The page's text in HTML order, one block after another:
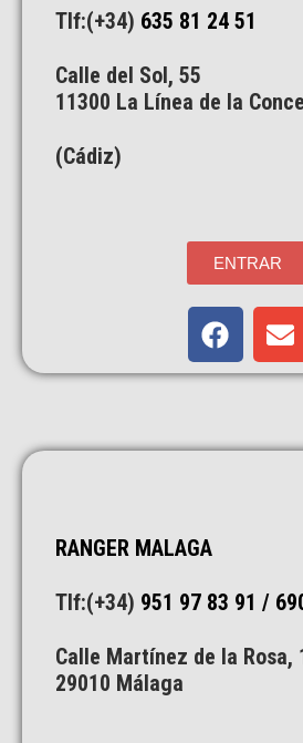
Tlf:(+34) 635 81 24 51
Calle del Sol, 55
11300 La Línea de la
(Cádiz)
ENTRAR
RANGER MALAGA
Tlf:(+34) 951 97 83 91 /
Calle Martínez de la Rosa,
29010 Málaga